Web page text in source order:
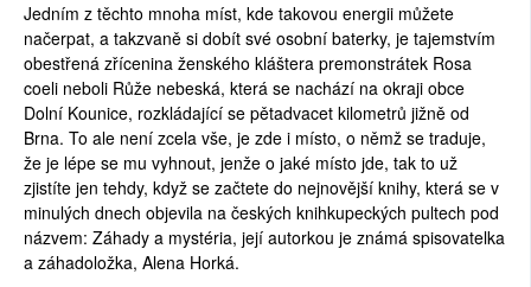
Jedním z těchto mnoha míst, kde takovou energii můžete
načerpat, a takzvaně si dobít své osobní baterky, je tajemstvím
obestřená zřícenina ženského kláštera premonstrátek Rosa
coeli neboli Růže nebeská, která se nachází na okraji obce
Dolní Kounice, rozkládající se pětadvacet kilometrů jižně od
Brna. To ale není zcela vše, je zde i místo, o němž se traduje,
že je lépe se mu vyhnout, jenže o jaké místo jde, tak to už
zjistíte jen tehdy, když se začtete do nejnovější knihy, která se v
minulých dnech objevila na českých knihkupeckých pultech pod
názvem: Záhady a mystéria, její autorkou je známá spisovatelka
a záhadoložka, Alena Horká.